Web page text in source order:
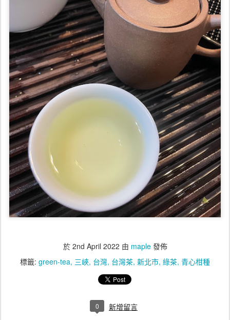
於 2nd April 2022 由 maple發佈
標籤: green-tea 三峽 台灣 台灣茶 新北市 綠茶 青心柑種
0 新增留言